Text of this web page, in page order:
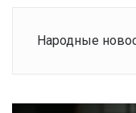
Народные